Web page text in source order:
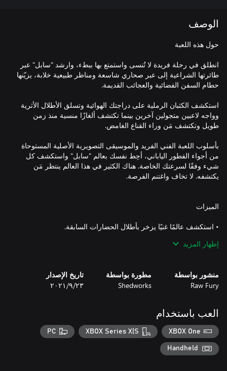
الوصف
انطلق في رحلة فريدة لا تُنسى واستمتع بها ببطء، وارشد "سابل" عبر
طائرتها الشراعية إلى عبر صحاري شاسعة ومناظر طبيعية خلابة، يزيّنها
استكشف الكثبان الرملية على دراجتك الهوائية وتسلق الأطلال الأثرية
وواجه لاعبين متجولين آخرين بينما تكتشف ألغازًا منسية منذ زمن
بأسلوب اللعبة الفني الفريد والموسيقى التصويرية الأصلية المستوحاة
من أجواء الفطور الياباني، أحِط نفسك بعالم "سابل" واستكشف كل
شيء وفقًا لسرعتك الخاصة. هناك الكثير في هذا العالم ينتظر مَن
• تسلق واقفز وحلّق وانزلق - استخدم كل شيء تحت تصرفك
• انغمس في مغامرة شيقة واكتشف نفسك من خلال الأقنعة والأزياء
• أكمِل الألغاز من أجل ربح المكافآت وشق طريقك في أراضٍ وعرة لا
ترحم
إظهار المزيد
منشور بواسطة
Raw Fury
مطورة بواسطة
Shedworks
تاريخ الإصدار
٢٣‏/٩‏/٢٠٢١
العب باستخدام
XBOX One
XBOX Series X|S
PC
Handheld